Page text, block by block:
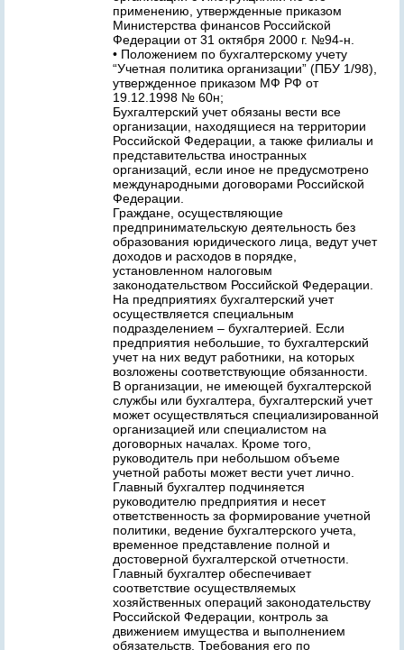
применению, утвержденные приказом
Министерства финансов Российской
Федерации от 31 октября 2000 г. №94-н.
• Положением по бухгалтерскому учету
“Учетная политика организации” (ПБУ 1/98),
утвержденное приказом МФ РФ от
19.12.1998 № 60н;
Бухгалтерский учет обязаны вести все
организации, находящиеся на территории
Российской Федерации, а также филиалы и
представительства иностранных
организаций, если иное не предусмотрено
международными договорами Российской
Федерации.
Граждане, осуществляющие
предпринимательскую деятельность без
образования юридического лица, ведут учет
доходов и расходов в порядке,
установленном налоговым
законодательством Российской Федерации.
На предприятиях бухгалтерский учет
осуществляется специальным
подразделением – бухгалтерией. Если
предприятия небольшие, то бухгалтерский
учет на них ведут работники, на которых
возложены соответствующие обязанности.
В организации, не имеющей бухгалтерской
службы или бухгалтера, бухгалтерский учет
может осуществляться специализированной
организацией или специалистом на
договорных началах. Кроме того,
руководитель при небольшом объеме
учетной работы может вести учет лично.
Главный бухгалтер подчиняется
руководителю предприятия и несет
ответственность за формирование учетной
политики, ведение бухгалтерского учета,
временное представление полной и
достоверной бухгалтерской отчетности.
Главный бухгалтер обеспечивает
соответствие осуществляемых
хозяйственных операций законодательству
Российской Федерации, контроль за
движением имущества и выполнением
обязательств. Требования его по